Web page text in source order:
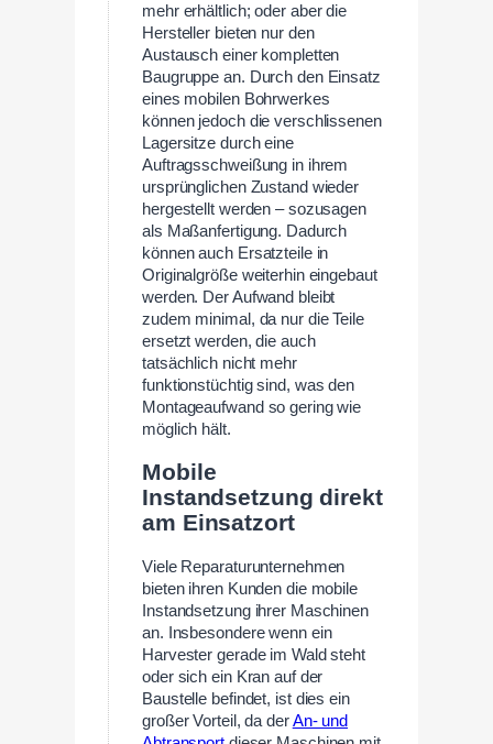
mehr erhältlich; oder aber die
Hersteller bieten nur den
Austausch einer kompletten
Baugruppe an. Durch den Einsatz
eines mobilen Bohrwerkes
können jedoch die verschlissenen
Lagersitze durch eine
Auftragsschweißung in ihrem
ursprünglichen Zustand wieder
hergestellt werden – sozusagen
als Maßanfertigung. Dadurch
können auch Ersatzteile in
Originalgröße weiterhin eingebaut
werden. Der Aufwand bleibt
zudem minimal, da nur die Teile
ersetzt werden, die auch
tatsächlich nicht mehr
funktionstüchtig sind, was den
Montageaufwand so gering wie
möglich hält.
Mobile
Instandsetzung direkt
am Einsatzort
Viele Reparaturunternehmen
bieten ihren Kunden die mobile
Instandsetzung ihrer Maschinen
an. Insbesondere wenn ein
Harvester gerade im Wald steht
oder sich ein Kran auf der
Baustelle befindet, ist dies ein
großer Vorteil, da derAn- und